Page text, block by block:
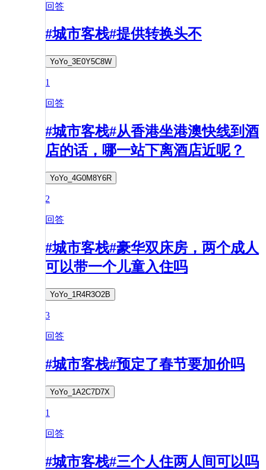
回答
#城市客栈#提供转换头不
YoYo_3E0Y5C8W
1
回答
#城市客栈#从香港坐港澳快线到酒
店的话，哪一站下离酒店近呢？
YoYo_4G0M8Y6R
2
回答
#城市客栈#豪华双床房，两个成人
可以带一个儿童入住吗
YoYo_1R4R3O2B
3
回答
#城市客栈#预定了春节要加价吗
YoYo_1A2C7D7X
1
回答
#城市客栈#三个人住两人间可以吗